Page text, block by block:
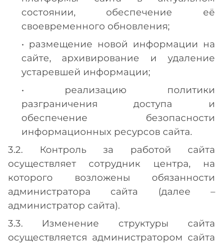
состоянии, обеспечение её
своевременного обновления;
• размещение новой информации на
сайте, архивирование и удаление
устаревшей информации;
• реализацию политики
разграничения доступа и
обеспечение безопасности
информационных ресурсов сайта.
3.2. Контроль за работой сайта
осуществляет сотрудник центра, на
которого возложены обязанности
администратора сайта (далее –
администратор сайта).
3.3. Изменение структуры сайта
осуществляется администратором сайта